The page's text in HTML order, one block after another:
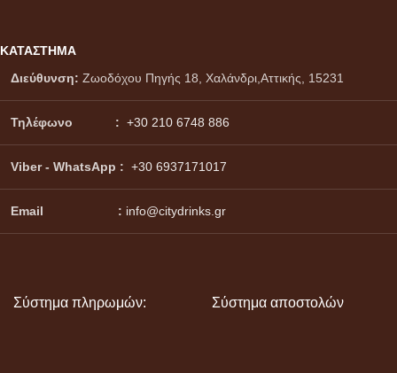
ΚΑΤΑΣΤΗΜΑ
Διεύθυνση: Ζωοδόχου Πηγής 18, Χαλάνδρι,Αττικής, 15231
Τηλέφωνο : +30 210 6748 886
Viber - WhatsApp : +30 6937171017
Email : info@citydrinks.gr
Σύστημα πληρωμών: Σύστημα αποστολών